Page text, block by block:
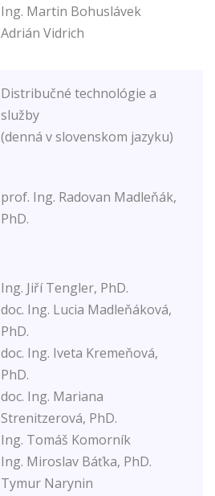
Ing. Martin Bohuslávek
Adrián Vidrich
Distribučné technológie a
služby
(denná v slovenskom jazyku)
prof. Ing. Radovan Madleňák,
PhD.
Ing. Jiří Tengler, PhD.
doc. Ing. Lucia Madleňáková,
PhD.
doc. Ing. Iveta Kremeňová,
PhD.
doc. Ing. Mariana
Strenitzerová, PhD.
Ing. Tomáš Komorník
Ing. Miroslav Báťka, PhD.
Tymur Narynin